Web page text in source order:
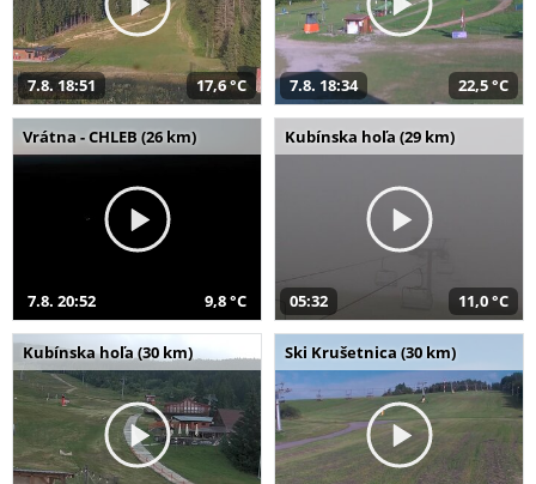
7.8. 18:51 17,6 °C 7.8. 18:34 22,5 °C
Vrátna - CHLEB (26 km)
7.8. 20:52 9,8 °C
Kubínska hoľa (29 km)
05:32 11,0 °C
Kubínska hoľa (30 km) Ski Krušetnica (30 km)